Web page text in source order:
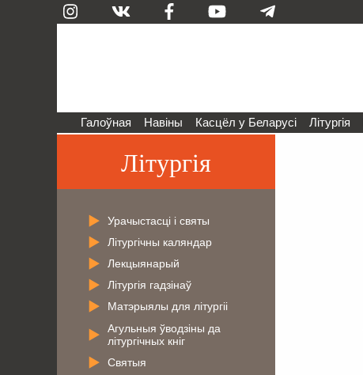
Галоўная Навіны Касцёл у Беларусі Літургія
Літургія
Урачыстасці і святы
Літургічны каляндар
Лекцыянарый
Літургія гадзінаў
Матэрыялы для літургіі
Агульныя ўводзіны да
літургічных кніг
Святыя